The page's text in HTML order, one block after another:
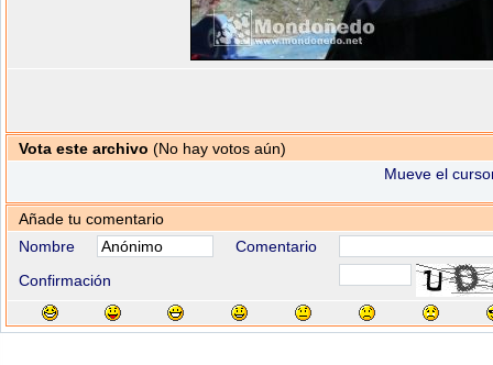
Vota este archivo (No hay votos aún)
Mueve el
Añade tu comentario
Nombre
Comentario
Confirmación